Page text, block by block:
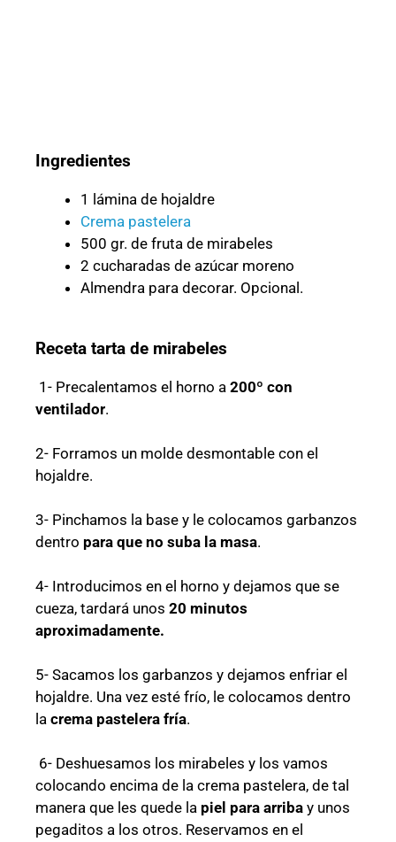
Ingredientes
1 lámina de hojaldre
Crema pastelera
500 gr. de fruta de mirabeles
2 cucharadas de azúcar moreno
Almendra para decorar. Opcional.
Receta tarta de mirabeles
1- Precalentamos el horno a 200º con
ventilador.
2- Forramos un molde desmontable con el
hojaldre.
3- Pinchamos la base y le colocamos garbanzos
dentro para que no suba la masa.
4- Introducimos en el horno y dejamos que se
cueza, tardará unos 20 minutos
aproximadamente.
5- Sacamos los garbanzos y dejamos enfriar el
hojaldre. Una vez esté frío, le colocamos dentro
la crema pastelera fría.
6- Deshuesamos los mirabeles y los vamos
colocando encima de la crema pastelera, de tal
manera que les quede la piel para arriba y unos
pegaditos a los otros. Reservamos en el